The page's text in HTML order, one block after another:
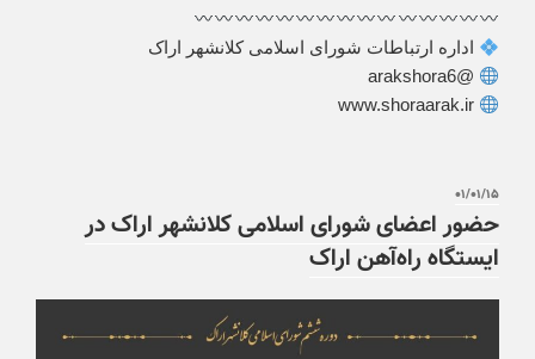
اداره ارتباطات شورای اسلامی کلانشهر اراک
@arakshora6
www.shoraarak.ir
۰۱/۰۱/۱۵
حضور اعضای شورای اسلامی کلانشهر اراک در
ایستگاه راه‌آهن اراک